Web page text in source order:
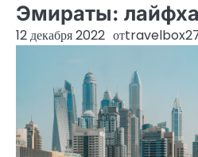
Эмираты:
12 декабря 2022 от